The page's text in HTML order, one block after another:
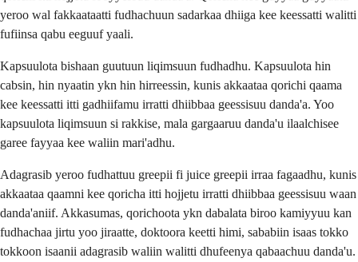
yeroo wal fakkaataatti fudhachuun sadarkaa dhiiga kee keessatti walitti
fufiinsa qabu eeguuf yaali.
Kapsuulota bishaan guutuun liqimsuun fudhadhu. Kapsuulota hin
cabsin, hin nyaatin ykn hin hirreessin, kunis akkaataa qorichi qaama
kee keessatti itti gadhiifamu irratti dhiibbaa geessisuu danda'a. Yoo
kapsuulota liqimsuun si rakkise, mala gargaaruu danda'u ilaalchisee
garee fayyaa kee waliin mari'adhu.
Adagrasib yeroo fudhattuu greepii fi juice greepii irraa fagaadhu, kunis
akkaataa qaamni kee qoricha itti hojjetu irratti dhiibbaa geessisuu waan
danda'aniif. Akkasumas, qorichoota ykn dabalata biroo kamiyyuu kan
fudhachaa jirtu yoo jiraatte, doktoora keetti himi, sababiin isaas tokko
tokkoon isaanii adagrasib waliin walitti dhufeenya qabaachuu danda'u.